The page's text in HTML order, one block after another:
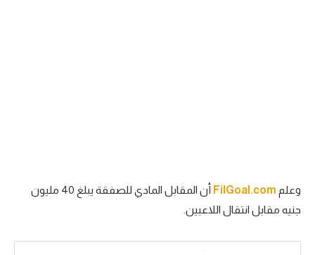
سعودي في الجول
وعلم FilGoal.com
أن المقابل المادي للصفقة يبلغ 40 مليون
جنيه مقابل انتقال اللاعبين.